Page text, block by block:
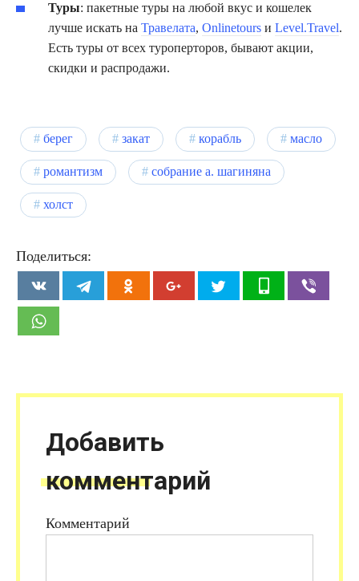
Туры: пакетные туры на любой вкус и кошелек
лучше искать на Травелата, Onlinetours и Level.Travel.
Есть туры от всех туроперторов, бывают акции,
скидки и распродажи.
берег закат корабль масло
романтизм собрание а. шагиняна
холст
Поделиться:
Добавить
комментарий
Комментарий